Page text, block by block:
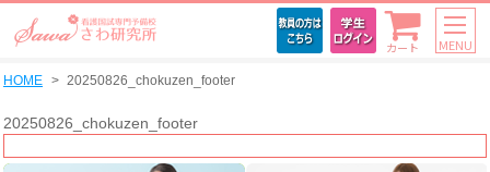
カート MENU
HOME 20250826_chokuzen_footer
20250826_chokuzen_footer